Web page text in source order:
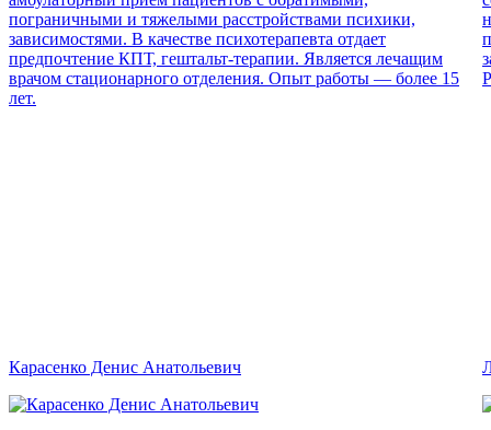
пограничными и тяжелыми расстройствами психики,
зависимостями. В качестве психотерапевта отдает
предпочтение КПТ, гештальт-терапии. Является лечащим
врачом стационарного отделения. Опыт работы — более 15
лет.
Карасенко Денис Анатольевич